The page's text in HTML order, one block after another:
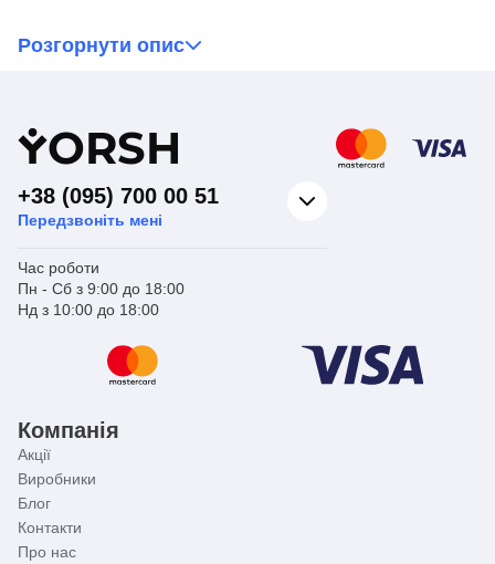
Варто відзначити!
результаті йому не страшна корозія і навіть незначні
механічні пошкодження. Якщо не піддавати змішувача
років.
переваги
роботу арматури.
Розгорнути опис
YORSH
+38 (095) 700 00 51
Передзвоніть мені
Час роботи
Пн - Сб з 9:00 до 18:00
Нд з 10:00 до 18:00
Компанія
Акції
Виробники
Блог
Контакти
Про нас